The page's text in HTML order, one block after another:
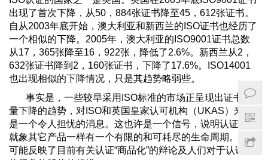
出现了首次下降，从50，884张证书降至45，612张证书。
自从2003年底开始，澳大利亚和新西兰的ISO证书也经历了
一个相似的下降。2005年，澳大利亚的ISO9001证书总数
从17，365张降至16，922张，降低了2.6%。新西兰从2，
632张证书降到2，160张证书，下降了17.6%。ISO14001
也出现相似的下降情况，只是其趋势略弱些。
事实是，一些较早采用ISO标准的市场正呈现出证书数
量下降的趋势，对ISO和英国皇家认可机构（UKAS）来说
是一个令人担忧的消息。这也许是一个信号，说明认证证书
就象其它产品一样有一个有限的和可耗尽的生命周期。它也
可能反映了目前有关认证“商品化”的辩论及人们对于认证机